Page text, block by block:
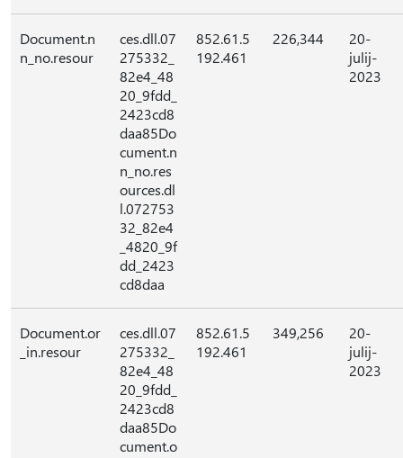
Document.n
n_no.resour
ces.dll.07
275332_
82e4_48
20_9fdd_
2423cd8
daa85Do
cument.n
n_no.res
ources.dl
l.072753
32_82e4
_4820_9f
dd_2423
cd8daa
852.61.5
192.461
226,344
20-
julij-
2023
Document.or
_in.resour
ces.dll.07
275332_
82e4_48
20_9fdd_
2423cd8
daa85Do
cument.o
852.61.5
192.461
349,256
20-
julij-
2023